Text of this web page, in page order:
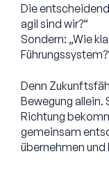
Die
agil sind wir?“
Sondern: „Wie
Denn
Bewegung allein.
Richtung
gemeinsam
übernehmen